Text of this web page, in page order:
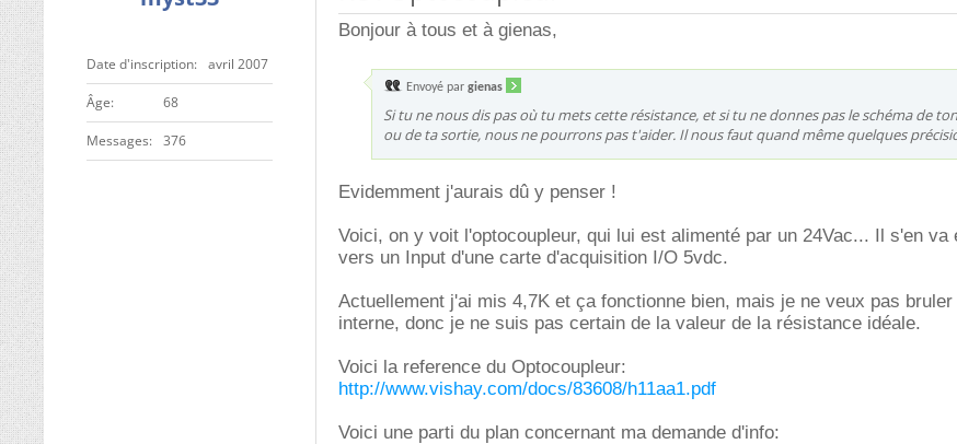
Date d'inscription avril 2007
ge 68
Messages 376
Bonjour à tous et à gienas,
Envoyé par gienas
Si tu ne nous dis pas où tu mets cette résistance, et si tu ne donnes pas le schéma de
ou de ta sortie, nous ne pourrons pas t'aider. Il nous faut quand même quelques
Evidemment j'aurais dû y penser !
Voici, on y voit l'optocoupleur, qui lui est alimenté par un 24Vac... Il s'en va
vers un Input d'une carte d'acquisition I/O 5vdc.
Actuellement j'ai mis 4,7K et ça fonctionne bien, mais je ne veux pas
interne, donc je ne suis pas certain de la valeur de la résistance idéale.
Voici la reference du Optocoupleur:
http://www.vishay.com/docs/83608/h11aa1.pdf
Voici une parti du plan concernant ma demande d'info: